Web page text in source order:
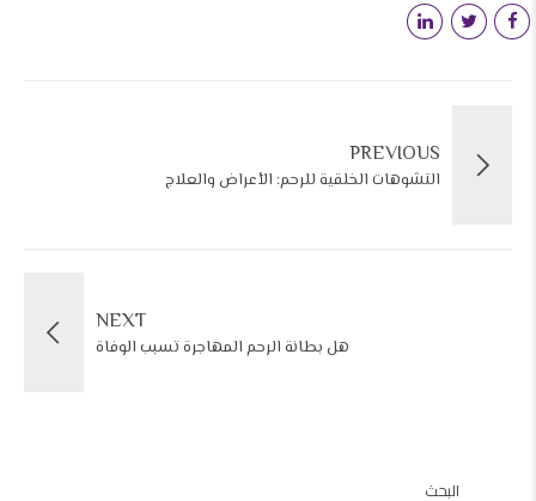
PREVIOUS
التشوهات الخلقية للرحم: الأعراض والعلاج
NEXT
هل بطانة الرحم المهاجرة تسبب الوفاة
البحث